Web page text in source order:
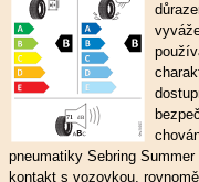
pneumatiky Sebring
kontakt s vozovkou,